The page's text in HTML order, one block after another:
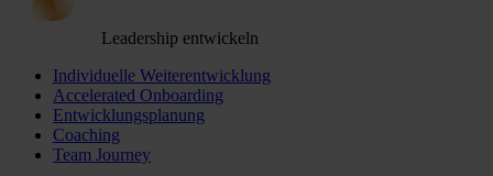
Leadership entwickeln
Individuelle Weiterentwicklung
Accelerated Onboarding
Entwicklungsplanung
Coaching
Team Journey